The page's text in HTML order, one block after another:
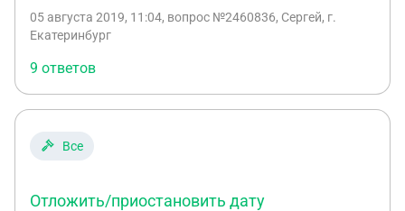
ответы на мои вопросы, буду рад дополнительно
оплатить помощь в подготовке встречного
документа.
имущество из под ареста по этому заявлению, то
об исключении имущества из под ареста?
05 августа 2019, 11:04, вопрос №2460836, Сергей, г.
Екатеринбург
9 ответов
Все
Отложить/приостановить дату